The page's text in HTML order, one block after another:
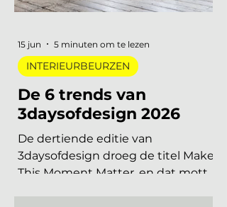
en met december 2026, op datum
agenda te blokken. Welke
interieurbeurzen, designbeurzen
De 6 trends van
3daysofdesign 2026
De dertiende editie van
INTERIEURBEURZEN
15 jun 5 minuten om te lezen